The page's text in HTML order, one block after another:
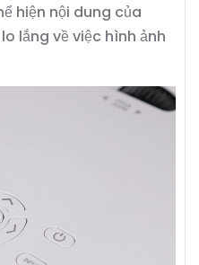
hiện nội dung của
lắng về việc hình ảnh